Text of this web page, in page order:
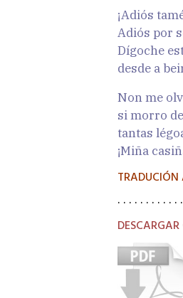
¡Adiós
Adiós por
Dígoche
desde a
Non me
si morro
tantas
¡Miña
. . . . . . . . . . .